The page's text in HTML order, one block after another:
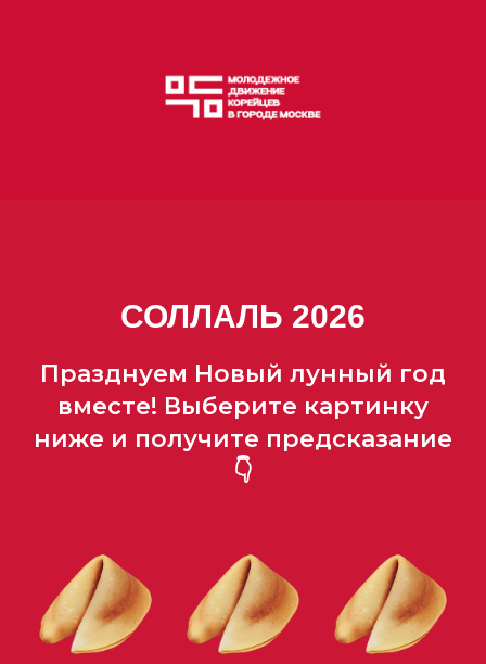
СОЛЛАЛЬ 2026
Празднуем Новый лунный год
вместе! Выберите картинку
ниже и получите предсказание
👇